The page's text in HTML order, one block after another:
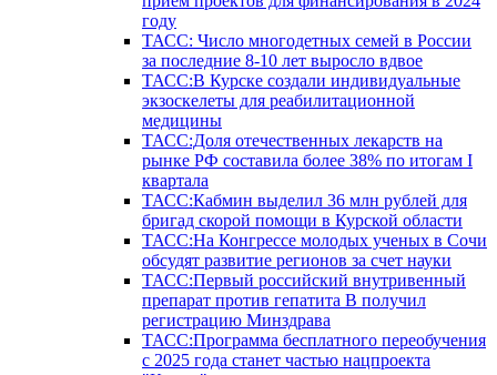
году
ТАСС: Число многодетных семей в России
за последние 8-10 лет выросло вдвое
ТАСС:В Курске создали индивидуальные
экзоскелеты для реабилитационной
медицины
ТАСС:Доля отечественных лекарств на
рынке РФ составила более 38% по итогам I
квартала
ТАСС:Кабмин выделил 36 млн рублей для
бригад скорой помощи в Курской области
ТАСС:На Конгрессе молодых ученых в Сочи
обсудят развитие регионов за счет науки
ТАСС:Первый российский внутривенный
препарат против гепатита В получил
регистрацию Минздрава
ТАСС:Программа бесплатного переобучения
с 2025 года станет частью нацпроекта